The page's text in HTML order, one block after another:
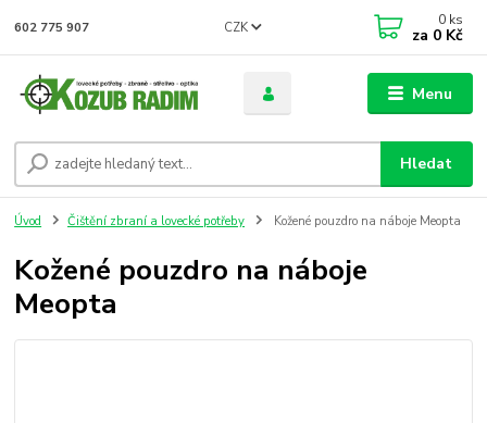
Menu
CZK
Hledat
602 775 907 0 ks
za 0 Kč
Úvod Čištění zbraní a lovecké potřeby Kožené pouzdro na náboje Meopta
Kožené pouzdro na náboje
Meopta